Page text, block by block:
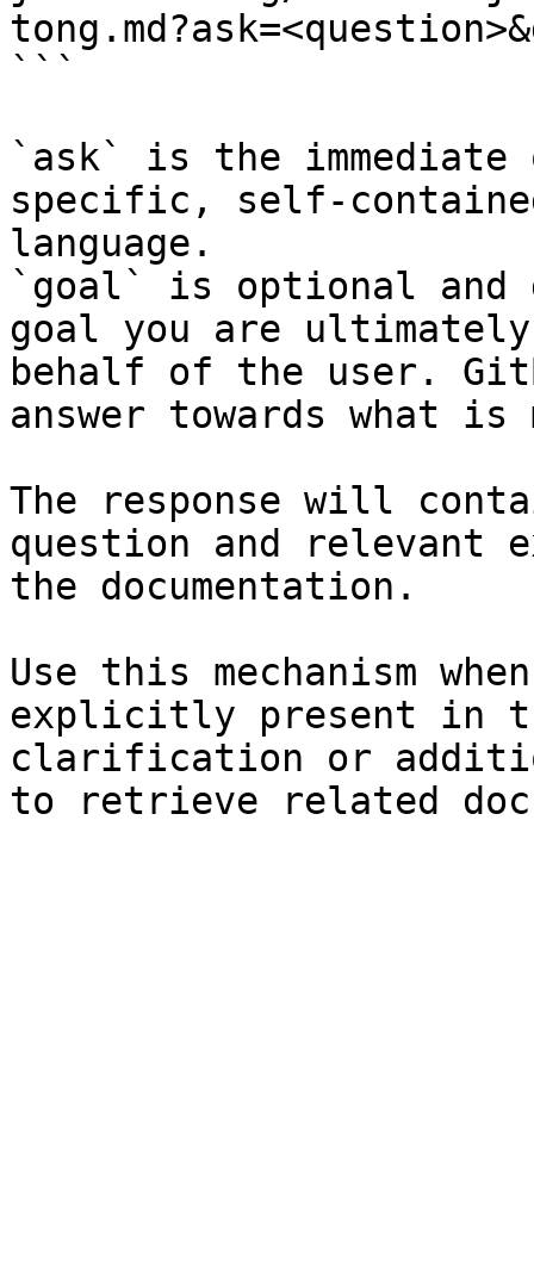
```
`ask` is the
specific, self-
language.
`goal` is optional and
goal you are
behalf of the user.
answer towards what
The response will
question and relevant
the documentation.
Use this mechanism
explicitly present in
clarification or